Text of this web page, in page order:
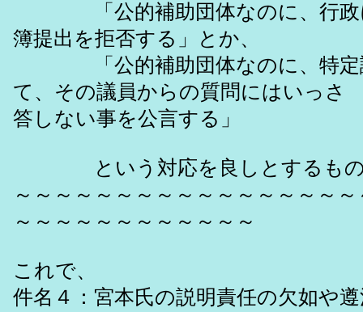
「公的補助団体なのに、行政
簿提出を拒否する」とか、
「公的補助団体なのに、特定
て、その議員からの質問に
答しない事を公言する」
という対応を良しとするもの
～～～～～～～～～～～～～～～～
～～～～～～～～～～～～
これで、
件名４：宮本氏の説明責任の欠如や